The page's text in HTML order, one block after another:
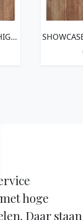
2×2
hoge
Daar staan